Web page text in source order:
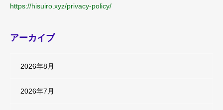
https://hisuiro.xyz/privacy-policy/
アーカイブ
2026年8月
2026年7月